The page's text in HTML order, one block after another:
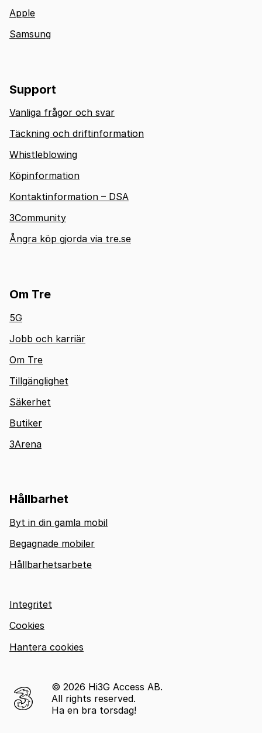
Apple
Samsung
Support
Vanliga frågor och svar
Täckning och driftinformation
Whistleblowing
Köpinformation
Kontaktinformation – DSA
3Community
Ångra köp gjorda via tre.se
Om Tre
5G
Jobb och karriär
Om Tre
Tillgänglighet
Säkerhet
Butiker
3Arena
Hållbarhet
Byt in din gamla mobil
Begagnade mobiler
Hållbarhetsarbete
© 2026 Hi3G Access AB.
All rights reserved.
Ha en bra torsdag!
Integritet
Cookies
Hantera cookies